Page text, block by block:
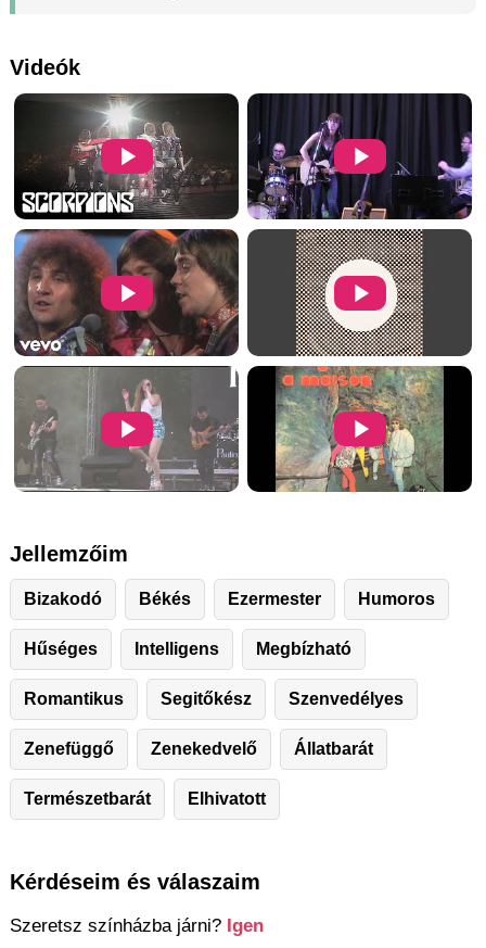
Videók
Jellemzőim
Bizakodó Békés Ezermester Humoros
Hűséges Intelligens Megbízható
Romantikus Segitőkész Szenvedélyes
Zenefüggő Zenekedvelő Állatbarát
Természetbarát Elhivatott
Kérdéseim és válaszaim
Szeretsz színházba járni? Igen